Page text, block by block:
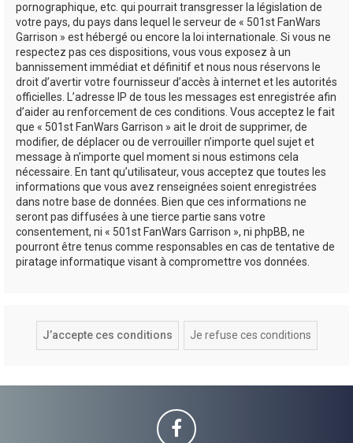
pornographique, etc. qui pourrait transgresser la législation de
votre pays, du pays dans lequel le serveur de « 501st FanWars
Garrison » est hébergé ou encore la loi internationale. Si vous ne
respectez pas ces dispositions, vous vous exposez à un
bannissement immédiat et définitif et nous nous réservons le
droit d’avertir votre fournisseur d’accès à internet et les autorités
officielles. L’adresse IP de tous les messages est enregistrée afin
d’aider au renforcement de ces conditions. Vous acceptez le fait
que « 501st FanWars Garrison » ait le droit de supprimer, de
modifier, de déplacer ou de verrouiller n’importe quel sujet et
message à n’importe quel moment si nous estimons cela
nécessaire. En tant qu’utilisateur, vous acceptez que toutes les
informations que vous avez renseignées soient enregistrées
dans notre base de données. Bien que ces informations ne
seront pas diffusées à une tierce partie sans votre
consentement, ni « 501st FanWars Garrison », ni phpBB, ne
pourront être tenus comme responsables en cas de tentative de
piratage informatique visant à compromettre vos données.